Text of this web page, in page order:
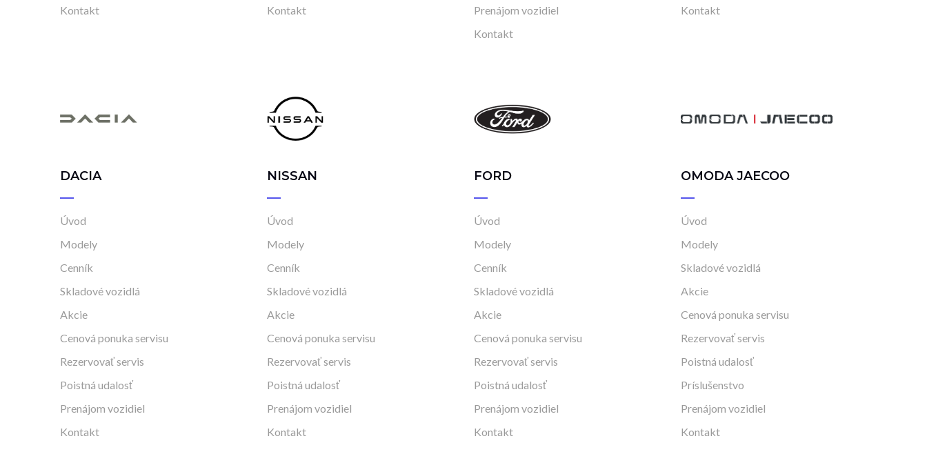
Kontakt
Kontakt
Prenájom vozidiel
Kontakt
Kontakt
DACIA
Úvod
Modely
Cenník
Skladové vozidlá
Akcie
Cenová ponuka servisu
Rezervovať servis
Poistná udalosť
Prenájom vozidiel
Kontakt
NISSAN
Úvod
Modely
Cenník
Skladové vozidlá
Akcie
Cenová ponuka servisu
Rezervovať servis
Poistná udalosť
Prenájom vozidiel
Kontakt
FORD
Úvod
Modely
Cenník
Skladové vozidlá
Akcie
Cenová ponuka servisu
Rezervovať servis
Poistná udalosť
Prenájom vozidiel
Kontakt
OMODA JAECOO
Úvod
Modely
Skladové vozidlá
Akcie
Cenová ponuka servisu
Rezervovať servis
Poistná udalosť
Príslušenstvo
Prenájom vozidiel
Kontakt